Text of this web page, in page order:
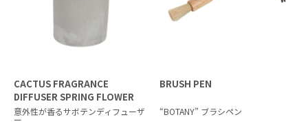
CACTUS FRAGRANCE
DIFFUSER SPRING FLOWER
意外性が香るサボテンディフューザ
ー
BRUSH PEN
“BOTANY” ブラシペン